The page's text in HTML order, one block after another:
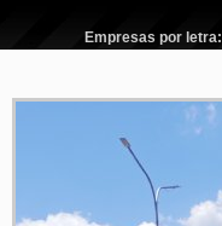
Empresas por letra: